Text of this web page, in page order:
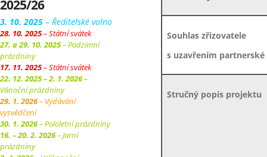
2025/26
3. 10. 2025 – Ředitelské volno
28. 10. 2025– Státní svátek
27. a 29. 10. 2025– Podzimní
prázdniny
17. 11. 2025– Státní svátek
22. 12. 2025 – 2. 1. 2026–
Vánoční prázdniny
29. 1. 2026– Vydávání
vysvědčení
30. 1. 2026– Pololetní prázdniny
16. – 20. 2. 2026– Jarní
prázdniny
Souhlas zřizovatele
s uzavřením
Stručný popis projektu